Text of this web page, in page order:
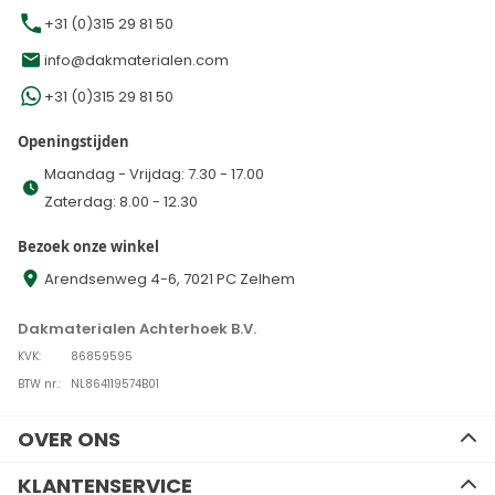
+31 (0)315 29 81 50
info@dakmaterialen.com
+31 (0)315 29 81 50
Openingstijden
Maandag - Vrijdag: 7.30 - 17.00
Zaterdag: 8.00 - 12.30
Bezoek onze winkel
Arendsenweg 4-6, 7021 PC Zelhem
Dakmaterialen Achterhoek B.V.
KVK:
86859595
BTW nr.:
NL864119574B01
OVER ONS
Ons team
KLANTENSERVICE